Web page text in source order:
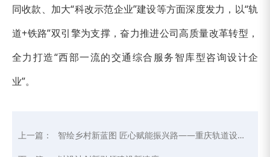
同收款、加大“科改示范企业”建设等方面深度发力，以“轨
道+铁路”双引擎为支撑，奋力推进公司高质量改革转型，
全力打造“西部一流的交通综合服务智库型咨询设计企
业”。
上一篇： 智绘乡村新蓝图 匠心赋能振兴路——重庆轨道设计院以专业力量助推云阳清水土家族乡美丽乡村建设